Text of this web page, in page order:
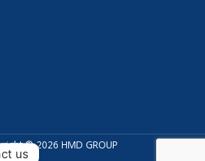
© 2026 HMD GROUP
us